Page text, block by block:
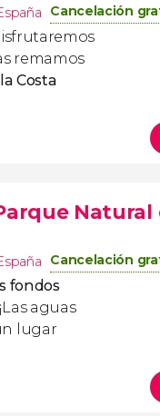
Cancelación
remamos
Costa
Natural
Cancelación
fondos
aguas
lugar